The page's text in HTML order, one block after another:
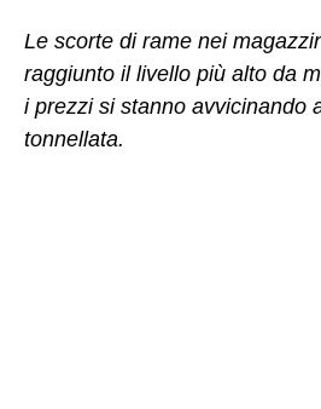
Le scorte di rame nei
raggiunto il livello più alto da
i prezzi si stanno avvicinando
tonnellata.